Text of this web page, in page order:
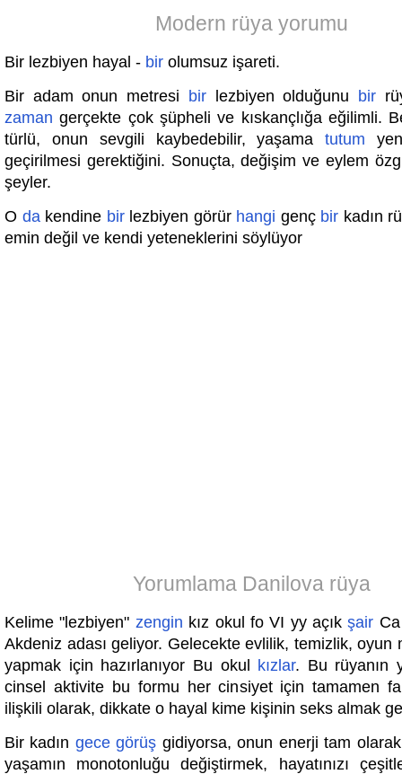
Modern rüya yorumu
Bir lezbiyen hayal - bir olumsuz işareti.
Bir adam onun metresi
birlezbiyen olduğunu bir
zaman gerçekte çok şüpheli ve kıskançlığa eğilimli.
türlü, onun sevgili kaybedebilir, yaşamatutum
geçirilmesi gerektiğini. Sonuçta, değişim ve eylem
şeyler.
O dakendine birlezbiyen görür hangi genç bir kadın
emin değil ve kendi yeteneklerini söylüyor
Yorumlama Danilova rüya
Kelime "lezbiyen" zengin kız okul fo VI yy açıkşair
Akdeniz adası geliyor. Gelecekte evlilik, temizlik, oyun
yapmak için hazırlanıyor Bu okul kızlar. Bu rüyanın
cinsel aktivite bu formu her cinsiyet için tamamen
ilişkili olarak, dikkate o hayal kime kişinin seks almak
Bir kadın gece görüş gidiyorsa, onun enerji tam
yaşamın monotonluğu değiştirmek, hayatınızı